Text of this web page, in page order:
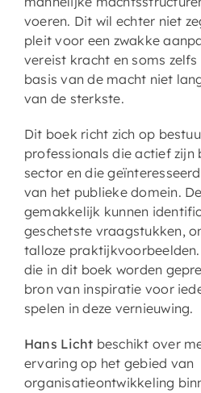
voeren. Dit wil echter niet
pleit voor een zwakke
vereist kracht en soms
basis van de macht niet
van de sterkste.
Dit boek richt zich op
professionals die actief zijn
sector en die
van het publieke domein.
gemakkelijk kunnen
geschetste vraagstukken,
talloze praktijkvoorbeelden.
die in dit boek worden
bron van inspiratie voor
spelen in deze vernieuwing.
Hans Licht beschikt over
ervaring op het gebied van
organisatieontwikkeling